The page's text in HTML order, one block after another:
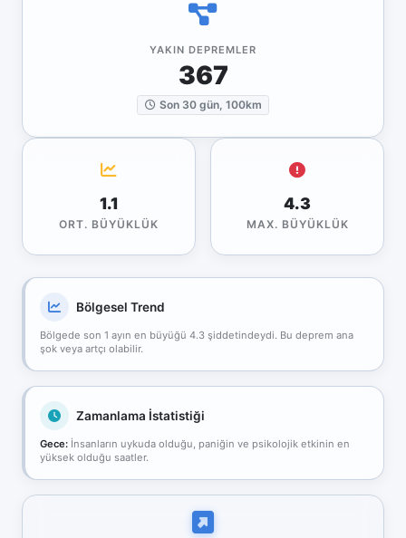
YAKIN DEPREMLER
367
Son 30 gün, 100km
1.1
ORT. BÜYÜKLÜK
4.3
MAX. BÜYÜKLÜK
Bölgesel Trend
Bölgede son 1 ayın en büyüğü 4.3 şiddetindeydi. Bu deprem ana
şok veya artçı olabilir.
Zamanlama İstatistiği
Gece: İnsanların uykuda olduğu, paniğin ve psikolojik etkinin en
yüksek olduğu saatler.